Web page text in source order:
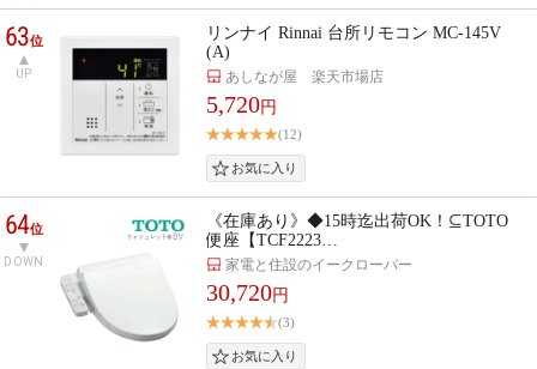
63位
UP
リンナイ Rinnai 台所リモコン MC-145V
(A)
あしなが屋 楽天市場店
5,720円
(12)
64位
DOWN
《在庫あり》◆15時迄出荷OK！⊆TOTO
便座【TCF2223…
家電と住設のイークローバー
30,720円
(3)